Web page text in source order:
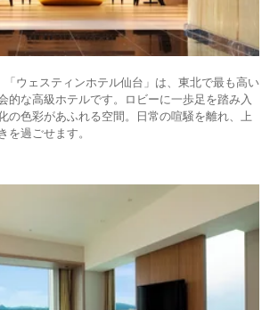
ウェスティンホテル仙台」は、東北で最も高い
的な高級ホテルです。ロビーに一歩足を踏み入
の色彩があふれる空間。日常の喧騒を離れ、上
を過ごせます。